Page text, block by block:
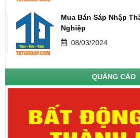
Mua Bán Sáp Nhập
Nghiệp
08/03/2024
QUẢNG CÁO